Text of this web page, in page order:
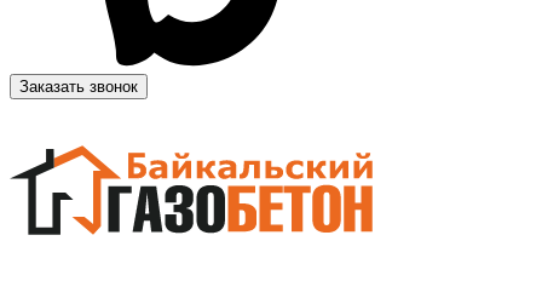
Заказать звонок